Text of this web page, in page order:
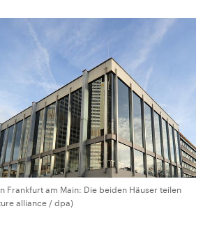
Frankfurt am Main: Die beiden Häuser teilen
alliance / dpa)